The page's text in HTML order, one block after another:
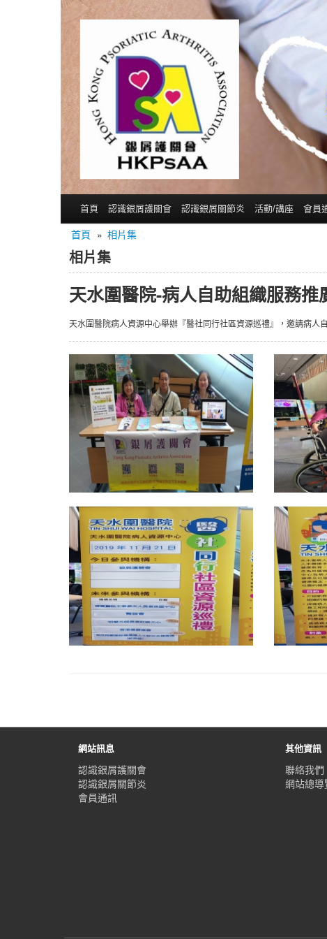
首頁 認識銀屑護關會 認識銀屑關節炎 活動/講座 會員
首頁 » 相片集
相片集
天水圍醫院-病人自助組織服務
天水圍醫院病人資源中心舉辦『醫社同行社區資源巡禮』，邀請病
網站訊息
認識銀屑護關會
認識銀屑關節炎
會員通訊
其他資訊
聯絡我們
網站總導